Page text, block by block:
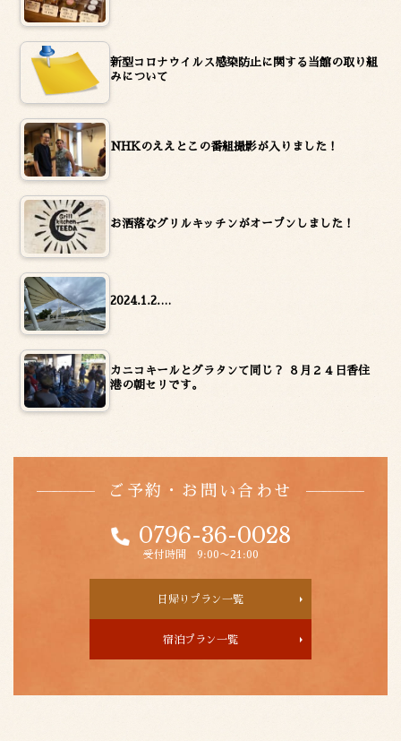
新型コロナウイルス感染防止に関する当館の取り組
みについて
NHKのええとこの番組撮影が入りました！
お洒落なグリルキッチンがオープンしました！
2024.1.2.…
カニコキールとグラタンて同じ？ ８月２４日香住
港の朝セリです。
ご予約・お問い合わせ
0796-36-0028
受付時間 9:00〜21:00
日帰りプラン一覧
宿泊プラン一覧